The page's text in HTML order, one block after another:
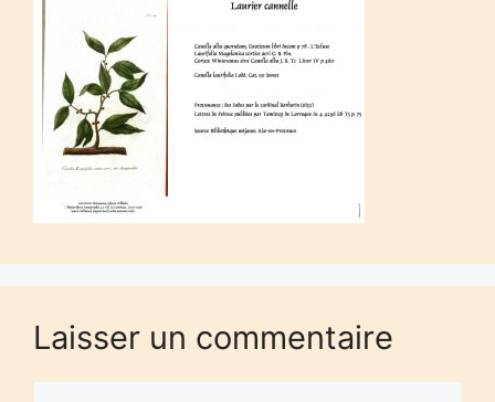
Laisser un commentaire